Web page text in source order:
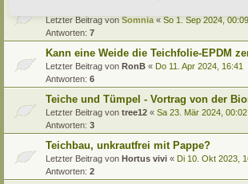
Letzter Beitrag von Somnia « So 1. Sep 2024, 00:09
Antworten: 7
Kann eine Weide die Teichfolie-EPDM
Letzter Beitrag von RonB « Do 11. Apr 2024, 16:41
Antworten: 6
Teiche und Tümpel - Vortrag von der
Letzter Beitrag von tree12 « Sa 23. Mär 2024, 00:02
Antworten: 3
Teichbau, unkrautfrei mit Pappe?
Letzter Beitrag von Hortus vivi « Di 10. Okt 2023,
Antworten: 2